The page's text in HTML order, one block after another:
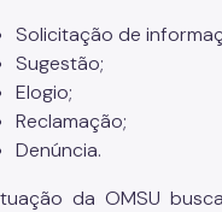
Solicitação de
Sugestão;
Elogio;
Reclamação;
Denúncia.
da OMSU